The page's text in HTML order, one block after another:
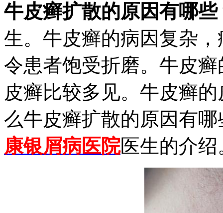
牛皮癣扩散的原因有哪些
生。牛皮癣的病因复杂
令患者饱受折磨。牛皮
皮癣比较多见。牛皮癣
么牛皮癣扩散的原因有
康银屑病医院医生的介绍